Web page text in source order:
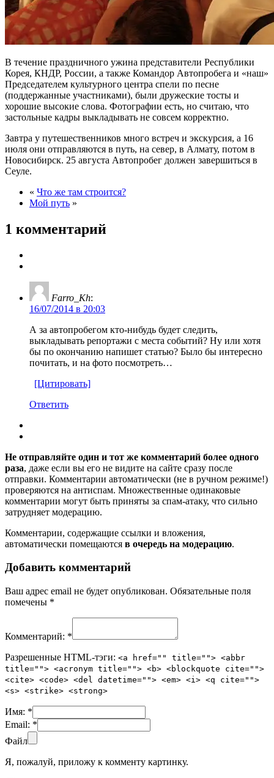
В течение праздничного ужина представители Республики
Корея, КНДР, России, а также Командор Автопробега и «наш»
Председателем культурного центра спели по песне
(поддержанные участниками), были дружеские тосты и
хорошие высокие слова. Фотографии есть, но считаю, что
застольные кадры выкладывать не совсем корректно.
Завтра у путешественников много встреч и экскурсия, а 16
июля они отправляются в путь, на север, в Алмату, потом в
Новосибирск. 25 августа Автопробег должен завершиться в
Сеуле.
« Что же там строится?
Мой путь »
1 комментарий
Farro_Kh:
16/07/2014 в 20:03
А за автопробегом кто-нибудь будет следить,
выкладывать репортажи с места событий? Ну или хотя
бы по окончанию напишет статью? Было бы интересно
почитать, и на фото посмотреть…
[Цитировать]
Ответить
Не отправляйте один и тот же комментарий более одного
раза, даже если вы его не видите на сайте сразу после
отправки. Комментарии автоматически (не в ручном режиме!)
проверяются на антиспам. Множественные одинаковые
комментарии могут быть приняты за спам-атаку, что сильно
затрудняет модерацию.
Комментарии, содержащие ссылки и вложения,
автоматически помещаются в очередь на модерацию.
Добавить комментарий
Ваш адрес email не будет опубликован. Обязательные поля
помечены *
Комментарий: *
Разрешенные HTML-тэги: <a href="" title=""> <abbr
title=""> <acronym title=""> <b> <blockquote cite="">
<cite> <code> <del datetime=""> <em> <i> <q cite="">
<s> <strike> <strong>
Имя: *
Email: *
Файл
Я, пожалуй, приложу к комменту картинку.